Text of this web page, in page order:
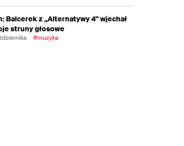
Balcerek z „Alternatywy 4” wjechał
struny głosowe
#muzyka